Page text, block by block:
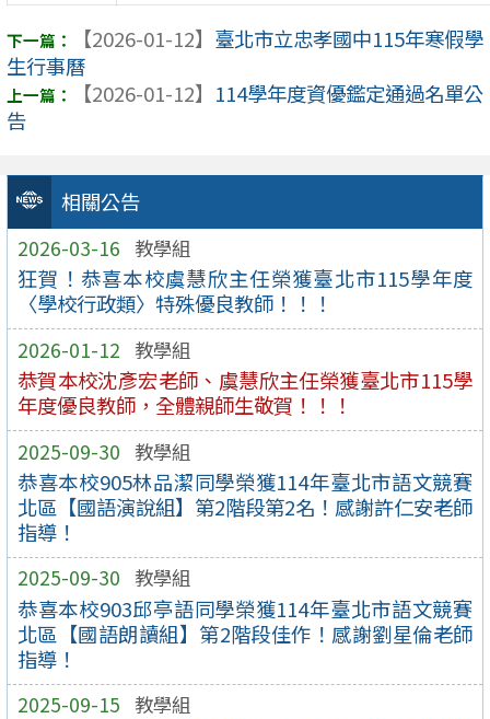
相關公告
2026-03-16 教學組
狂賀！恭喜本校虞慧欣主任榮獲臺北市115學年度
〈學校行政類〉特殊優良教師！！！
2026-01-12 教學組
恭賀本校沈彥宏老師、虞慧欣主任榮獲臺北市115學
年度優良教師，全體親師生敬賀！！！
2025-09-30 教學組
恭喜本校905林品潔同學榮獲114年臺北市語文競賽
北區【國語演說組】第2階段第2名！感謝許仁安老師
指導！
2025-09-30 教學組
恭喜本校903邱亭語同學榮獲114年臺北市語文競賽
北區【國語朗讀組】第2階段佳作！感謝劉星倫老師
指導！
2025-09-15 教學組
【2026-01-12】 臺北市立忠孝國中115年寒假學
生行事曆
【2026-01-12】 114學年度資優鑑定通過名單公
告